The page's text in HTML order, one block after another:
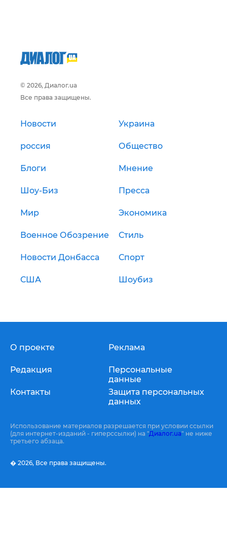
© 2026, Диалог.ua
Все права защищены.
Новости Украина
россия Общество
Блоги Мнение
Шоу-Биз Пресса
Мир Экономика
Военное Обозрение Стиль
Новости Донбасса Спорт
США Шоубиз
О проекте
Редакция
Контакты
Реклама
Персональные
данные
Защита персональных
данных
Использование материалов разрешается при условии ссылки
(для интернет-изданий - гиперссылки) на "Диалог.ua" не ниже
третьего абзаца.
� 2026, Все права защищены.